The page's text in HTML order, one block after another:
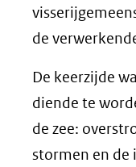
de
De keerzijde
diende te
de zee:
stormen en de